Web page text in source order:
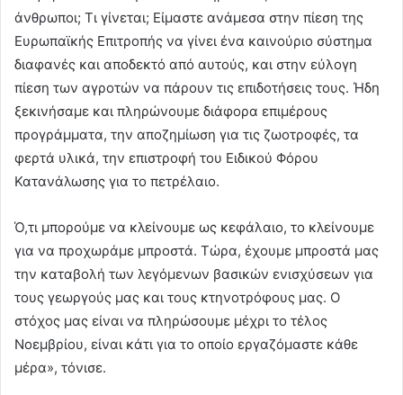
άνθρωποι; Τι γίνεται; Είμαστε ανάμεσα στην πίεση της
Ευρωπαϊκής Επιτροπής να γίνει ένα καινούριο σύστημα
διαφανές και αποδεκτό από αυτούς, και στην εύλογη
πίεση των αγροτών να πάρουν τις επιδοτήσεις τους. Ήδη
ξεκινήσαμε και πληρώνουμε διάφορα επιμέρους
προγράμματα, την αποζημίωση για τις ζωοτροφές, τα
φερτά υλικά, την επιστροφή του Ειδικού Φόρου
Κατανάλωσης για το πετρέλαιο.
Ό,τι μπορούμε να κλείνουμε ως κεφάλαιο, το κλείνουμε
για να προχωράμε μπροστά. Τώρα, έχουμε μπροστά μας
την καταβολή των λεγόμενων βασικών ενισχύσεων για
τους γεωργούς μας και τους κτηνοτρόφους μας. Ο
στόχος μας είναι να πληρώσουμε μέχρι το τέλος
Νοεμβρίου, είναι κάτι για το οποίο εργαζόμαστε κάθε
μέρα», τόνισε.